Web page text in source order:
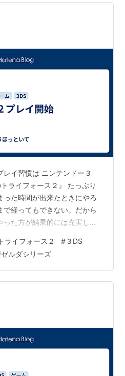
だし、ひとつだけ気になる
ン攻略に必要なアイテムを事
いる。必要な…
イ習慣は ニンテンドー３
ライフォース２』 たっぷり
た時間が出来たときにやろ
で経ってもできない。だから
た方が結果的には充実した
グ。 それで今回のゲームだ
リーズでスーファミで発売
スの続編。しかし、初代トラ
のタイトルだと夢をみる島、
ワプリ、ブレワイ、スカウ
時計、大地の汽笛はプ…
ライフォース２ #３DS
ゼルダシリーズ